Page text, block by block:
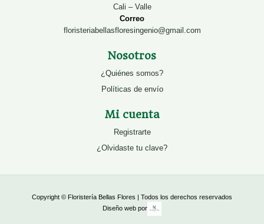
Cali – Valle
Correo
floristeriabellasfloresingenio@gmail.com
Nosotros
¿Quiénes somos?
Políticas de envío
Mi cuenta
Registrarte
¿Olvidaste tu clave?
Copyright © Floristería Bellas Flores | Todos los derechos reservados
Diseño web por